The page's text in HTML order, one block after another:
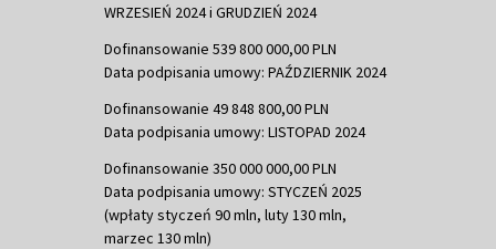
WRZESIEŃ 2024 i GRUDZIEŃ 2024
Dofinansowanie 539 800 000,00 PLN
Data podpisania umowy: PAŹDZIERNIK 2024
Dofinansowanie 49 848 800,00 PLN
Data podpisania umowy: LISTOPAD 2024
Dofinansowanie 350 000 000,00 PLN
Data podpisania umowy: STYCZEŃ 2025
(wpłaty styczeń 90 mln, luty 130 mln,
marzec 130 mln)